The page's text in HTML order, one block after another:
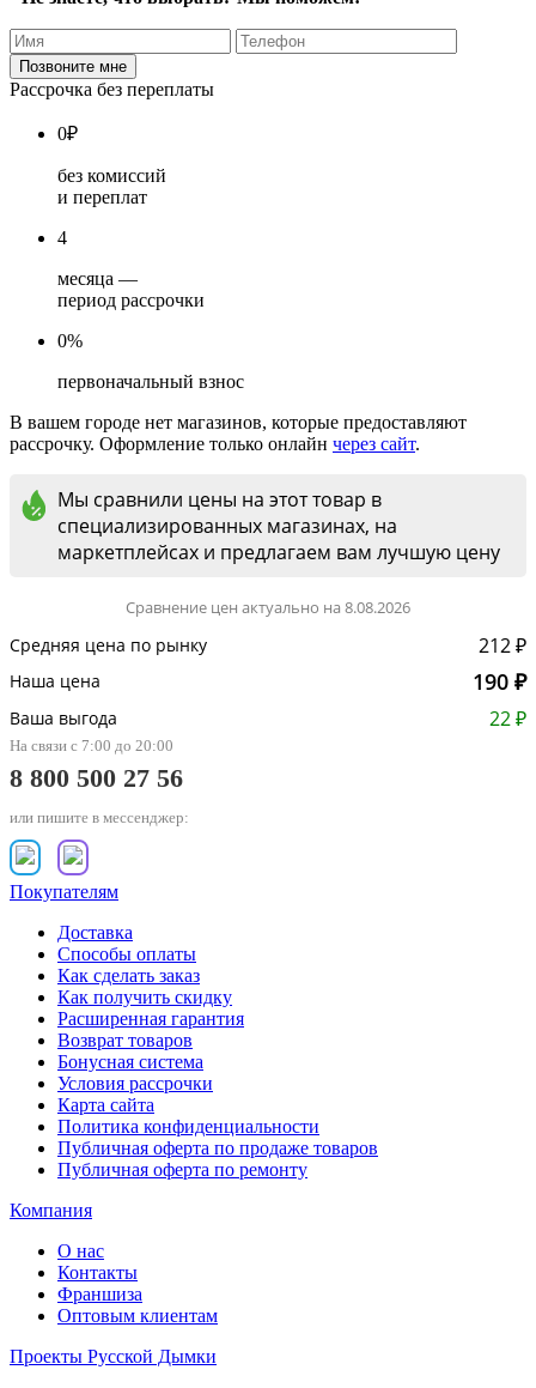
Рассрочка без переплаты
0₽
без комиссий
и переплат
4
месяца —
период рассрочки
0%
первоначальный взнос
В вашем городе нет магазинов, которые предоставляют
рассрочку. Оформление только онлайн через сайт.
Мы сравнили цены на этот товар в
специализированных магазинах, на
маркетплейсах и предлагаем вам лучшую цену
Сравнение цен актуально на 8.08.2026
Средняя цена по рынку 212 ₽
Наша цена 190 ₽
Ваша выгода 22 ₽
На связи с 7:00 до 20:00
8 800 500 27 56
или пишите в мессенджер:
Покупателям
Доставка
Способы оплаты
Как сделать заказ
Как получить скидку
Расширенная гарантия
Возврат товаров
Бонусная система
Условия рассрочки
Карта сайта
Политика конфиденциальности
Публичная оферта по продаже товаров
Публичная оферта по ремонту
Компания
О нас
Контакты
Франшиза
Оптовым клиентам
Проекты Русской Дымки